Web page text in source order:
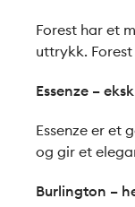
Forest har et
uttrykk.
Essenze –
Essenze er et
og gir et
Burlington –